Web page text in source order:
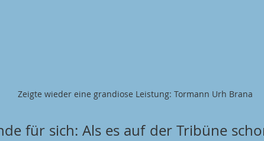
Zeigte wieder eine grandiose Leistung: Tormann Urh Brana
für sich: Als es auf der Tribüne